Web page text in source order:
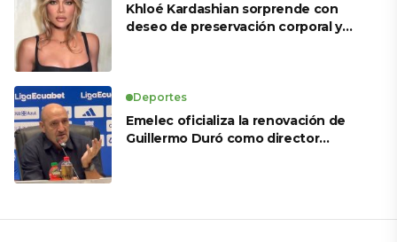
Khloé Kardashian sorprende con
deseo de preservación corporal y
Deportes
Emelec oficializa la renovación de
Guillermo Duró como director